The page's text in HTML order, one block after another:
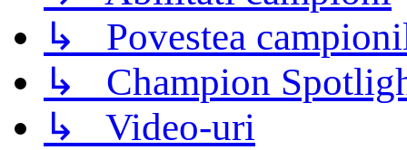
↳ Povestea
↳ Champion
↳ Video-uri